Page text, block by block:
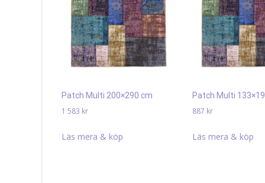
Patch Multi 200×290 cm
1 583 kr
Läs mera & köp
Patch Multi
887 kr
Läs mera & köp